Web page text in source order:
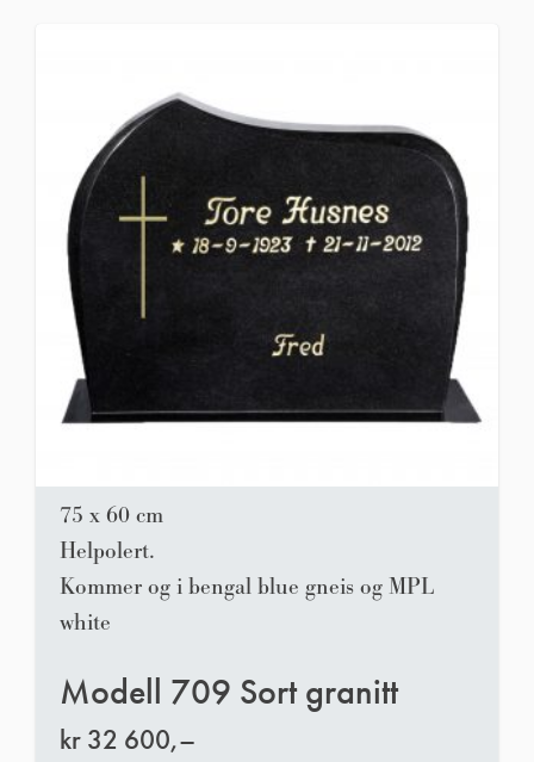
75 x 60 cm
Helpolert.
Kommer og i bengal blue gneis og MPL
white
Modell 709 Sort granitt
kr 32 600,–